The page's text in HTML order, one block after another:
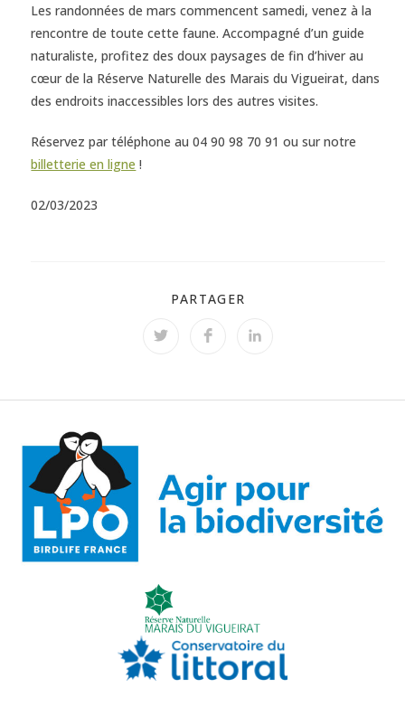
Les randonnées de mars commencent samedi,venez à la
rencontre de toute cette faune. Accompagné d’un guide
naturaliste, profitez des doux paysages de fin d’hiver au
cœur de la Réserve Naturelle des Marais du Vigueirat, dans
des endroits inaccessibles lors des autres visites.
Réservez par téléphone au 04 90 98 70 91 ou sur notre
billetterie en ligne !
02/03/2023
PARTAGER